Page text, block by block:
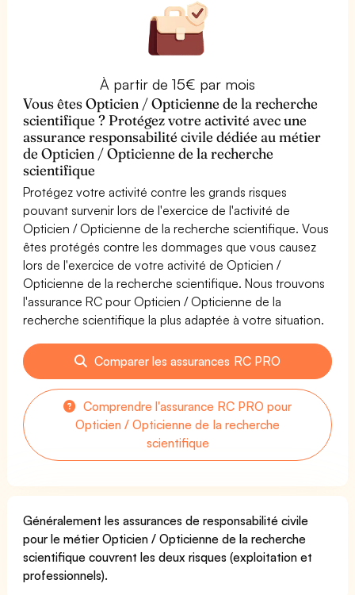
À partir de 15€ par mois
Vous êtes Opticien / Opticienne de la recherche
scientifique ? Protégez votre activité avec une
assurance responsabilité civile dédiée au métier
de Opticien / Opticienne de la recherche
scientifique
Protégez votre activité contre les grands risques
pouvant survenir lors de l'exercice de l'activité de
Opticien / Opticienne de la recherche scientifique. Vous
êtes protégés contre les dommages que vous causez
lors de l'exercice de votre activité de Opticien /
Opticienne de la recherche scientifique. Nous trouvons
l'assurance RC pour Opticien / Opticienne de la
recherche scientifique la plus adaptée à votre situation.
Comparer les assurances RC PRO
Comprendre l'assurance RC PRO pour
Opticien / Opticienne de la recherche
scientifique
Généralement les assurances de responsabilité civile
pour le métier Opticien / Opticienne de la recherche
scientifique couvrent les deux risques (exploitation et
professionnels).